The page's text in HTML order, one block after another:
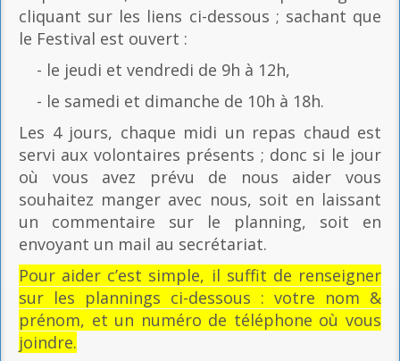
cliquant sur les liens ci-dessous ; sachant que
le Festival est ouvert :
- le jeudi et vendredi de 9h à 12h,
- le samedi et dimanche de 10h à 18h.
Les 4 jours, chaque midi un repas chaud est
servi aux volontaires présents ; donc si le jour
où vous avez prévu de nous aider vous
souhaitez manger avec nous, soit en laissant
un commentaire sur le planning, soit en
envoyant un mail au secrétariat.
Pour aider c’est simple, il suffit de renseigner
sur les plannings ci-dessous : votre nom &
prénom, et un numéro de téléphone où vous
joindre.